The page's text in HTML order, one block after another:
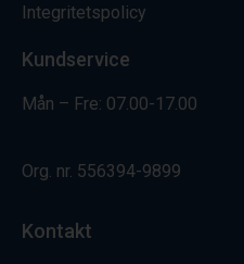
Integritetspolicy
Kundservice
Mån – Fre: 07.00-17.00
Org. nr. 556394-9899
Kontakt